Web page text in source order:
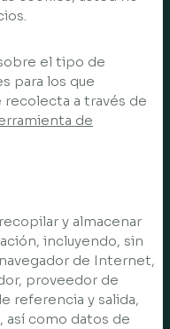
el tipo de
para los que
recolecta a través de
de
y almacenar
incluyendo, sin
de Internet,
proveedor de
referencia y salida,
así como datos de